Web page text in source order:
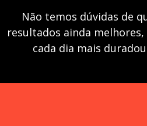
Não temos dúvidas de
resultados ainda
cada dia mais